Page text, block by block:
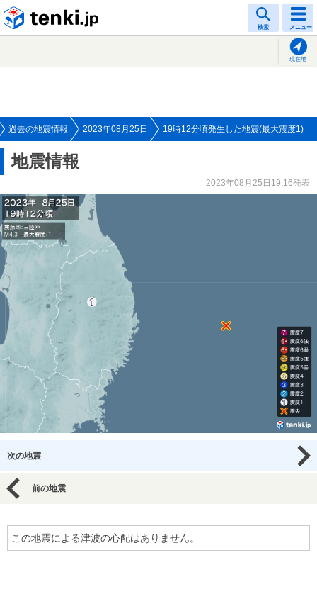
検索 メニュー
現在地
過去の地震情報 2023年08月25日 19時12分頃発生した地震(最大震度1)
地震情報
2023年08月25日19:16発表
次の地震
前の地震
この地震による津波の心配はありません。